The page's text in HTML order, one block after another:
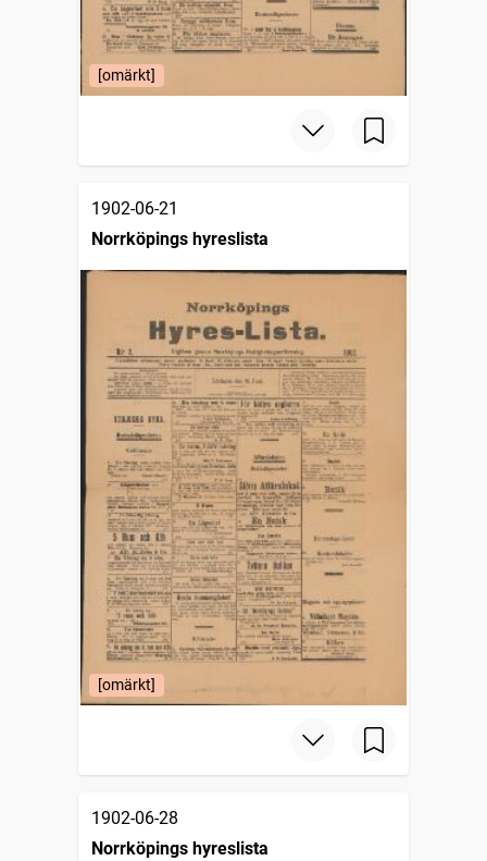
[omärkt]
1902-06-21
Norrköpings hyreslista
[omärkt]
1902-06-28
Norrköpings hyreslista